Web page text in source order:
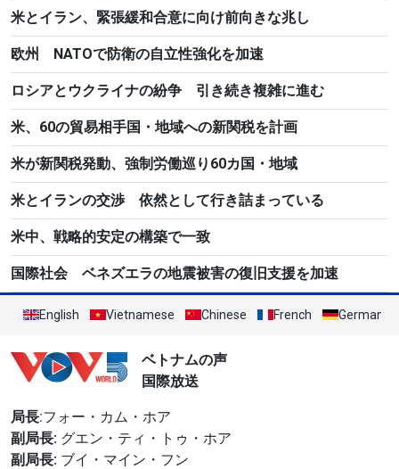
米とイラン、緊張緩和合意に向け前向きな兆し
欧州 NATOで防衛の自立性強化を加速
ロシアとウクライナの紛争 引き続き複雑に進む
米、60の貿易相手国・地域への新関税を計画
米が新関税発動、強制労働巡り60カ国・地域
米とイランの交渉 依然として行き詰まっている
米中、戦略的安定の構築で一致
国際社会 ベネズエラの地震被害の復旧支援を加速
English Vietnamese Chinese French German
ベトナムの声
国際放送
局長:フォー・カム・ホア
副局長: グエン・ティ・トゥ・ホア
副局長: ブイ・マイン・フン